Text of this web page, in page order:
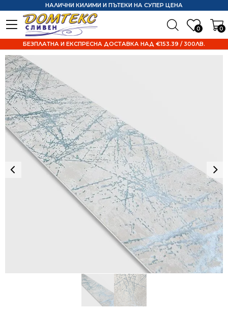
0 0
НАЛИЧНИ КИЛИМИ И ПЪТЕКИ НА СУПЕР ЦЕНА
БЕЗПЛАТНА И ЕКСПРЕСНА ДОСТАВКА НАД €153.39 / 300ЛВ.